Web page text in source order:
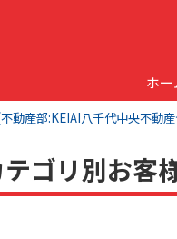
ホー
動産部:KEIAI八千代中央不動
ゴリ別お客